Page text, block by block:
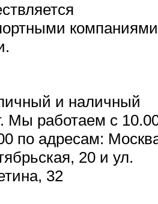
компаниями
и наличный
Мы работаем с
по адресам:
20 и ул.
32